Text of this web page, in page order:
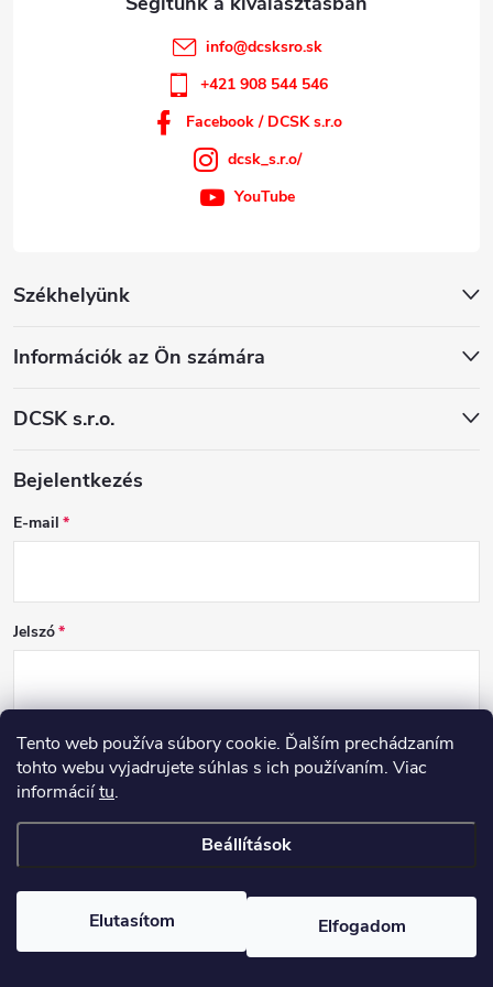
Tento web používa súbory cookie. Ďalším prechádzaním
tohto webu vyjadrujete súhlas s ich používaním. Viac
informáciítu.
Beállítások
Elutasítom Elfogadom
Székhelyünk
Információk az Ön számára
DCSK s.r.o.
info@dcsksro.sk
+421 908 544 546
Facebook / DCSK s.r.o
dcsk_s.r.o/
YouTube
Bejelentkezés
E-mail
Jelszó
BEJELENTKEZÉS
DCSK. Minden jog fenntartva.